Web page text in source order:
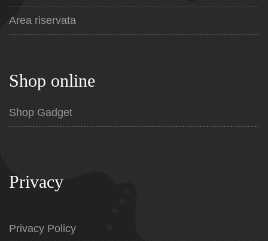
Area riservata
Shop online
Shop Gadget
Privacy
Privacy Policy